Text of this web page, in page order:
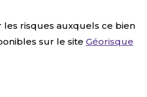
les risques auxquels ce bien
sur le site Géorisque